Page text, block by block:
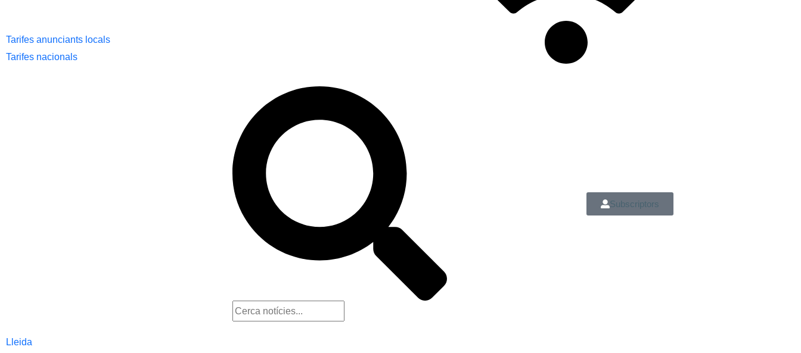
Tarifes anunciants locals
Tarifes nacionals
Subscriptors
Lleida